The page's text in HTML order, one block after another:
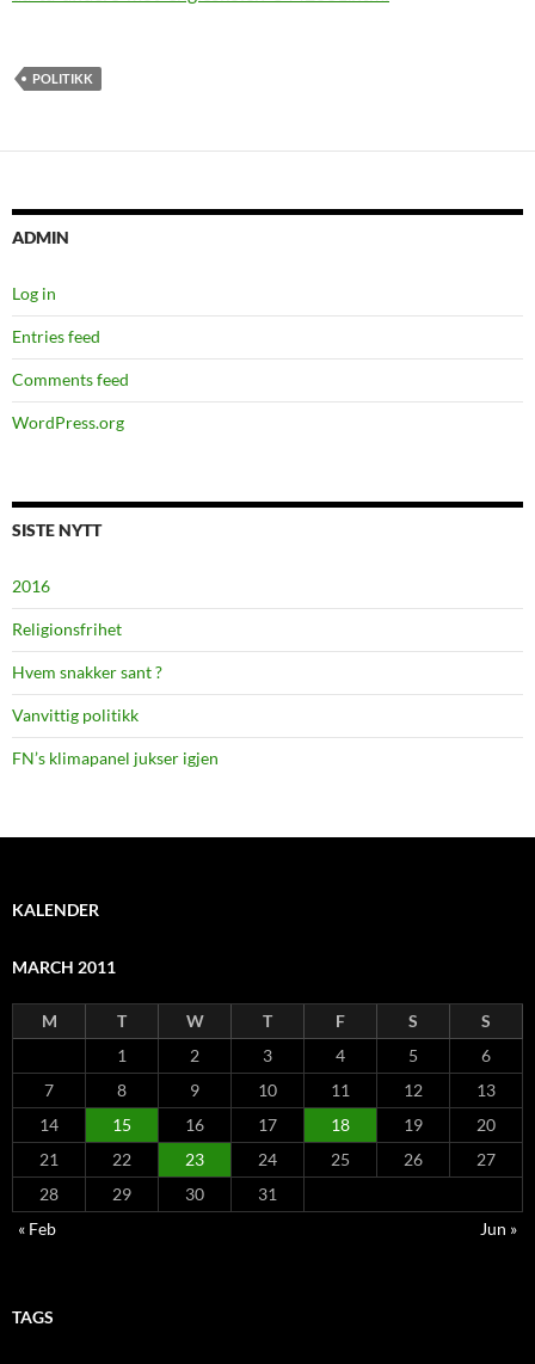
POLITIKK
ADMIN
Log in
Entries feed
Comments feed
WordPress.org
SISTE NYTT
2016
Religionsfrihet
Hvem snakker sant ?
Vanvittig politikk
FN’s klimapanel jukser igjen
KALENDER
MARCH 2011
M T W T F S
S
1
2 3 4 5
6
7
8 9 10 11 12
13
14
15 16 17 18 19
20
21
22 23 24 25 26
27
28
29 30
31
« Feb
Jun »
TAGS